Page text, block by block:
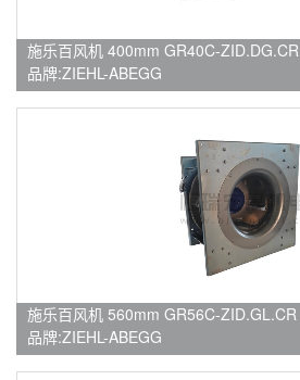
施乐百风机 400mm GR40C-ZID.DG.CR
品牌:ZIEHL-ABEGG
施乐百风机 560mm GR56C-ZID.GL.CR
品牌:ZIEHL-ABEGG